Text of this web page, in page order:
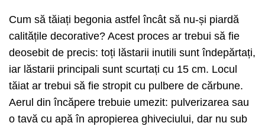
Cum să tăiați begonia astfel încât să nu-și piardă
calitățile decorative? Acest proces ar trebui să fie
deosebit de precis: toți lăstarii inutili sunt îndepărtați,
iar lăstarii principali sunt scurtați cu 15 cm. Locul
tăiat ar trebui să fie stropit cu pulbere de cărbune.
Aerul din încăpere trebuie umezit: pulverizarea sau
o tavă cu apă în apropierea ghiveciului, dar nu sub